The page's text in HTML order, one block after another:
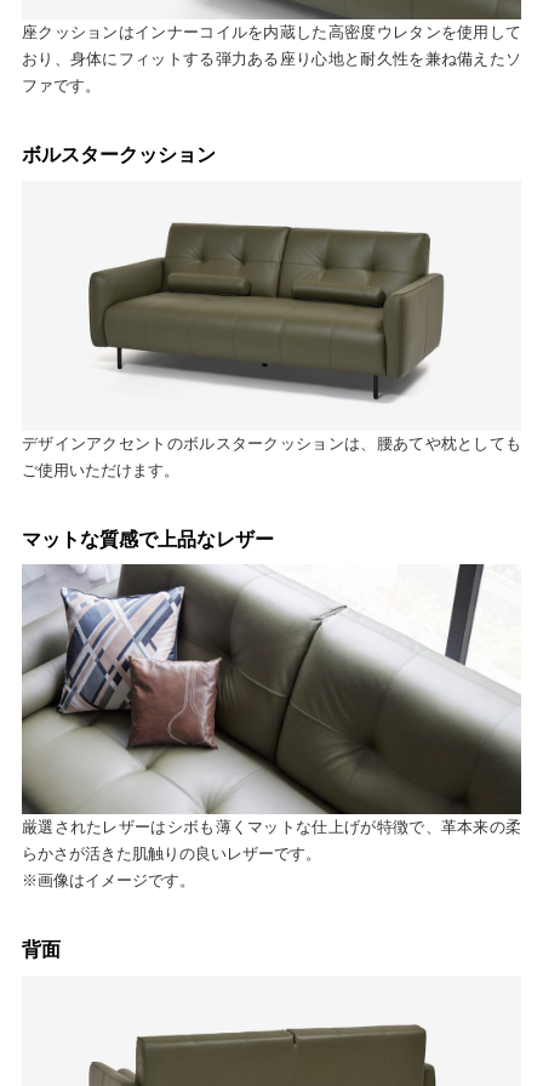
座クッションはインナーコイルを内蔵した高密度ウレタンを使用して
おり、身体にフィットする弾力ある座り心地と耐久性を兼ね備えたソ
ファです。
ボルスタークッション
デザインアクセントのボルスタークッションは、腰あてや枕としても
ご使用いただけます。
マットな質感で上品なレザー
厳選されたレザーはシボも薄くマットな仕上げが特徴で、革本来の柔
らかさが活きた肌触りの良いレザーです。
※画像はイメージです。
背面